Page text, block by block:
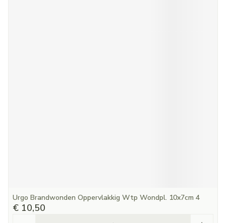
Urgo Brandwonden Oppervlakkig Wtp Wondpl. 10x7cm 4
€ 10,50